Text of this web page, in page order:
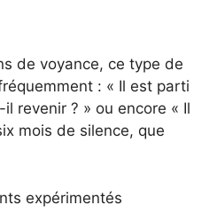
de voyance, ce type de
: « Il est parti
revenir ? » ou encore « Il
mois de silence, que
expérimentés